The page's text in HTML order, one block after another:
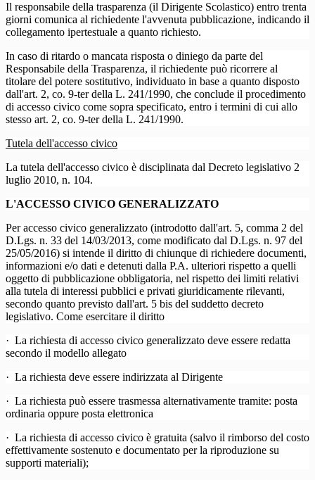
Il responsabile della trasparenza (il Dirigente Scolastico) entro trenta
giorni comunica al richiedente l'avvenuta pubblicazione, indicando il
collegamento ipertestuale a quanto richiesto.
In caso di ritardo o mancata risposta o diniego da parte del
Responsabile della Trasparenza, il richiedente può ricorrere al
titolare del potere sostitutivo, individuato in base a quanto disposto
dall'art. 2, co. 9-ter della L. 241/1990, che conclude il procedimento
di accesso civico come sopra specificato, entro i termini di cui allo
stesso art. 2, co. 9-ter della L. 241/1990.
Tutela dell'accesso civico
La tutela dell'accesso civico è disciplinata dal Decreto legislativo 2
luglio 2010, n. 104.
L'ACCESSO CIVICO GENERALIZZATO
Per accesso civico generalizzato (introdotto dall'art. 5, comma 2 del
D.Lgs. n. 33 del 14/03/2013, come modificato dal D.Lgs. n. 97 del
25/05/2016) si intende il diritto di chiunque di richiedere documenti,
informazioni e/o dati e detenuti dalla P.A. ulteriori rispetto a quelli
oggetto di pubblicazione obbligatoria, nel rispetto dei limiti relativi
alla tutela di interessi pubblici e privati giuridicamente rilevanti,
secondo quanto previsto dall'art. 5 bis del suddetto decreto
legislativo. Come esercitare il diritto
· La richiesta di accesso civico generalizzato deve essere redatta
secondo il modello allegato
· La richiesta deve essere indirizzata al Dirigente
· La richiesta può essere trasmessa alternativamente tramite: posta
ordinaria oppure posta elettronica
· La richiesta di accesso civico è gratuita (salvo il rimborso del costo
effettivamente sostenuto e documentato per la riproduzione su
supporti materiali);